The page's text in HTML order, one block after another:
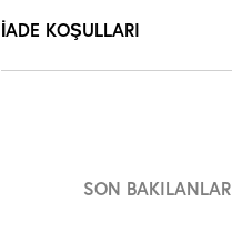
İADE KOŞULLARI
SON BAKILANLAR